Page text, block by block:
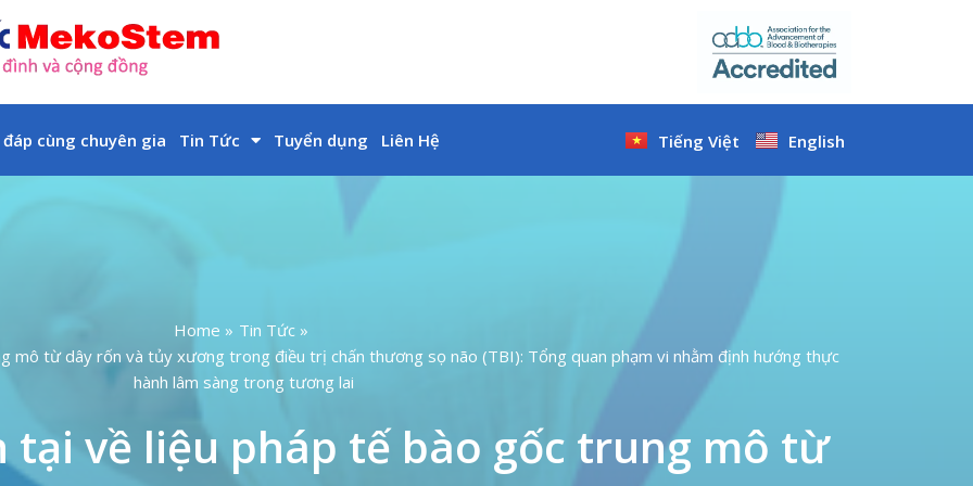
đáp cùng chuyên gia Tin Tức Tuyển dụng Liên Hệ Tiếng Việt English
Home
Tin Tức
mô từ dây rốn và tủy xương trong điều trị chấn thương sọ não (TBI): Tổng quan phạm vi nhằm định hướng thực
hành lâm sàng trong tương lai
tại về liệu pháp tế bào gốc trung mô từ